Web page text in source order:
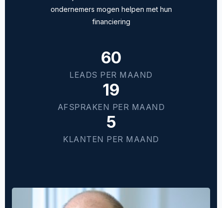
ondernemers mogen helpen met hun
financiering
60
LEADS PER MAAND
19
AFSPRAKEN PER MAAND
5
KLANTEN PER MAAND